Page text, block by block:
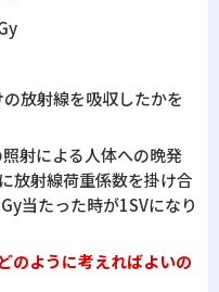
放射線を吸収したかを
射による人体への晩発
放射線荷重係数を掛け合
当たった時が1SVになり
のように考えればよいの